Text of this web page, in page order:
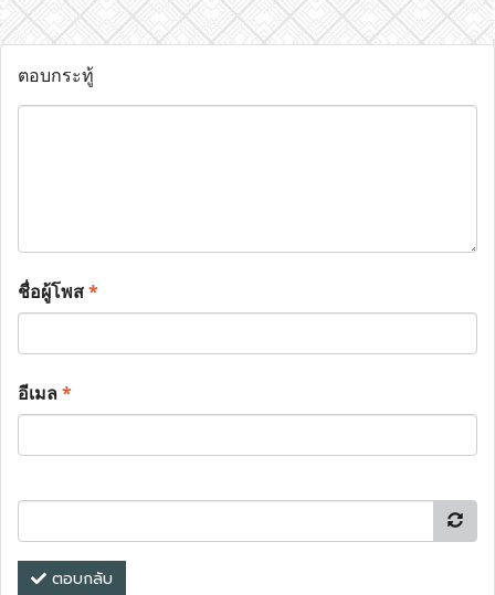
ตอบกระทู้
ชื่อผู้โพส*
อีเมล*
ตอบกลับ